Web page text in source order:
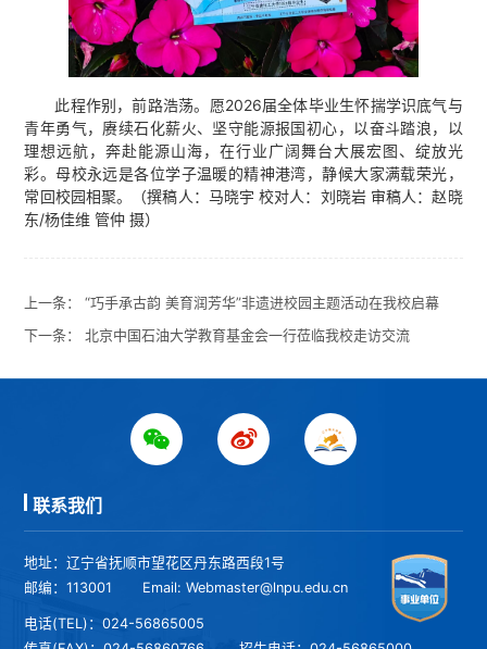
此程作别，前路浩荡。愿2026届全体毕业生怀揣学识底气与
青年勇气，赓续石化薪火、坚守能源报国初心，以奋斗踏浪，以
理想远航，奔赴能源山海，在行业广阔舞台大展宏图、绽放光
彩。母校永远是各位学子温暖的精神港湾，静候大家满载荣光，
常回校园相聚。（撰稿人：马晓宇 校对人：刘晓岩 审稿人：赵晓
东/杨佳维 管仲 摄）
上一条：“巧手承古韵 美育润芳华”非遗进校园主题活动在我校启幕
下一条：北京中国石油大学教育基金会一行莅临我校走访交流
联系我们
地址：辽宁省抚顺市望花区丹东路西段1号
邮编：113001
Email: Webmaster@lnpu.edu.cn
电话(TEL)：024-56865005